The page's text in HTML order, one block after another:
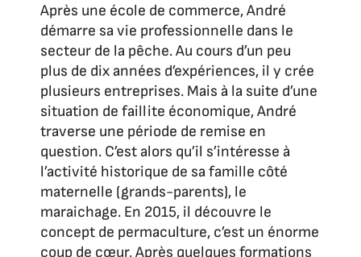
Après une école de commerce, André
démarre sa vie professionnelle dans le
secteur de la pêche. Au cours d’un peu
plus de dix années d’expériences, il y crée
plusieurs entreprises. Mais à la suite d’une
situation de faillite économique, André
traverse une période de remise en
question. C’est alors qu’il s’intéresse à
l’activité historique de sa famille côté
maternelle (grands-parents), le
maraichage. En 2015, il découvre le
concept de permaculture, c’est un énorme
coup de cœur. Après quelques formations